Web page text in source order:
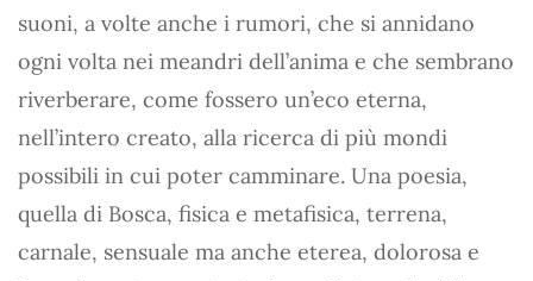
suoni, a volte anche i rumori, che si annidano
ogni volta nei meandri dell’anima e che sembrano
riverberare, come fossero un’eco eterna,
nell’intero creato, alla ricerca di più mondi
possibili in cui poter camminare. Una poesia,
quella di Bosca, fisica e metafisica, terrena,
carnale, sensuale ma anche eterea, dolorosa e